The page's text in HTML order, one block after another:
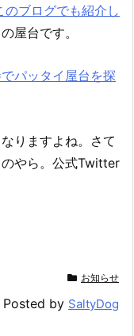
のブログでも紹介し
屋台です。
パッタイ屋台を探
りますよね。さて
やら。公式Twitter
お知らせ
Posted by SaltyDog